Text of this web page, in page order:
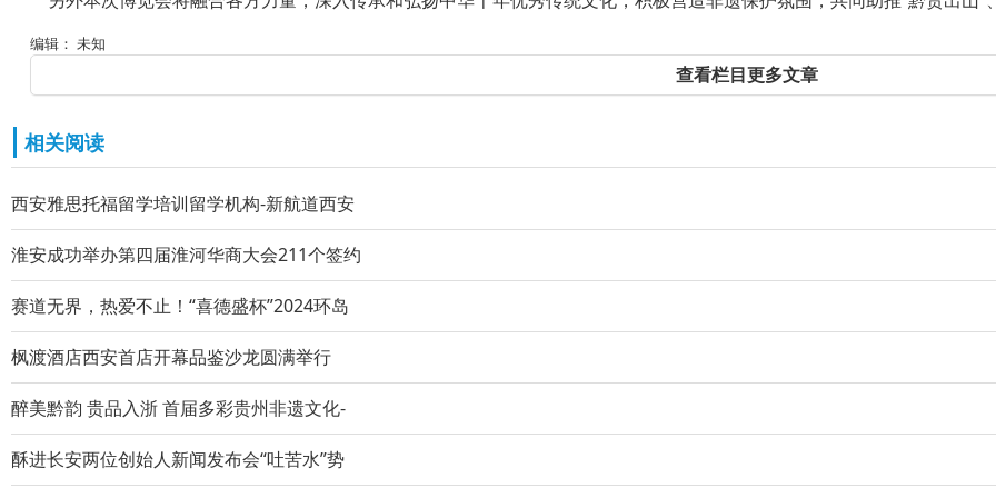
编辑： 未知
查看栏目更多文章
相关阅读
西安雅思托福留学培训留学机构-新航道西安
淮安成功举办第四届淮河华商大会211个签约
赛道无界，热爱不止！“喜德盛杯”2024环岛
枫渡酒店西安首店开幕品鉴沙龙圆满举行
醉美黔韵 贵品入浙 首届多彩贵州非遗文化-
酥进长安两位创始人新闻发布会“吐苦水”势